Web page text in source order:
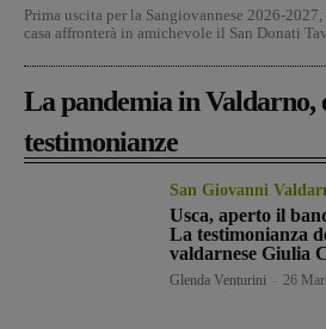
Prima uscita per la Sangiovannese 2026-
casa affronterà in amichevole il San Donati
La pandemia in Valdarno,
testimonianze
San Giovanni
Usca, aperto il
La testimonianza
valdarnese Giulia
Glenda Venturini 26